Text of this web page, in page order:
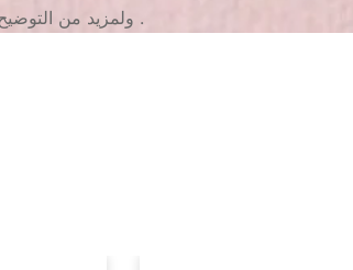
ولمزيد من التوضيح نرجو زيارة قناتنا على اليوتيوب .